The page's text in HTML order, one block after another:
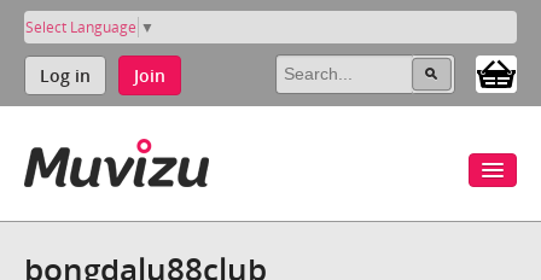
Select Language ▼
Log in Join
bongdalu88club